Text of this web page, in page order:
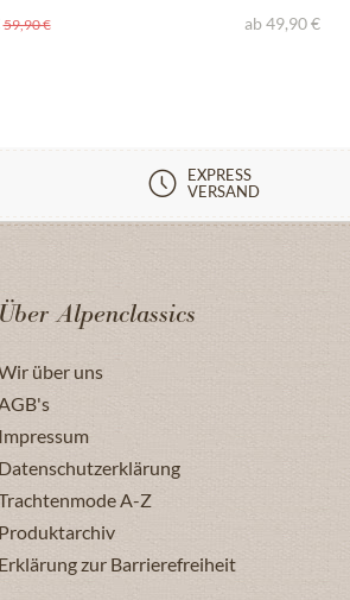
59,90 € ab 49,90 €
EXPRESS
VERSAND
Über Alpenclassics
über uns
Impressum
Datenschutzerklärung
A-Z
Produktarchiv
Erklärung zur Barrierefreiheit